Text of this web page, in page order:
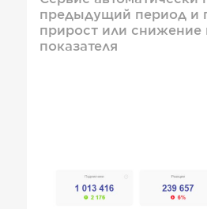
предыдущий период и
прирост или снижение
показателя